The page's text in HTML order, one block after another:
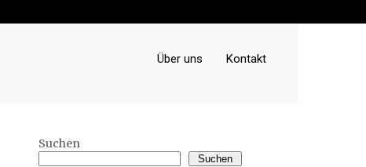
Über uns Kontakt
Suchen
Suchen